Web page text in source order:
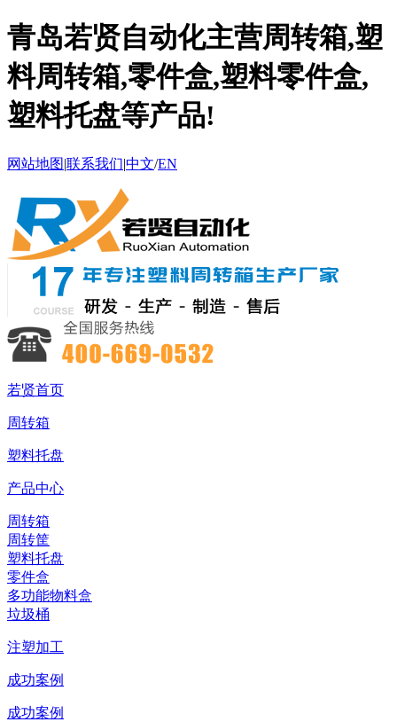
青岛若贤自动化主营周转箱,塑
料周转箱,零件盒,塑料零件盒,
塑料托盘等产品!
网站地图|联系我们|中文/EN
若贤首页
周转箱
塑料托盘
产品中心
周转箱
周转筐
塑料托盘
零件盒
多功能物料盒
垃圾桶
注塑加工
成功案例
成功案例